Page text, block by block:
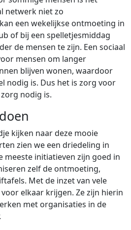
netwerk niet zo
een wekelijkse ontmoeting in
of bij een spelletjesmiddag
de mensen te zijn. Een sociaal
mensen om langer
blijven wonen, waardoor
nodig is. Dus het is zorg voor
nodig is.
kijken naar deze mooie
zien we een driedeling in
meeste initiatieven zijn goed in
zelf de ontmoeting,
Met de inzet van vele
elkaar krijgen. Ze zijn hierin
met organisaties in de